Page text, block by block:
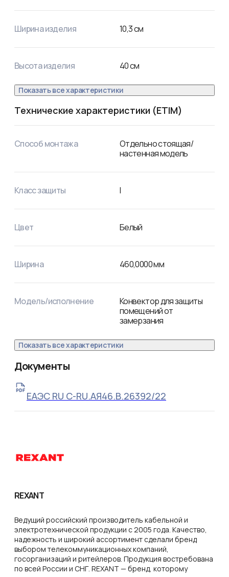
Ширина изделия 10,3см
Высота изделия 40см
Показать все характеристики
Технические характеристики (ETIM)
Способ монтажа
Отдельно стоящая/
настенная модель
Класс защиты I
Цвет Белый
Ширина 460,0000мм
Модель/исполнение
Конвектор для защиты
помещений от
замерзания
Показать все характеристики
Документы
ЕАЭС RU С-RU.АЯ46.В.26392/22
REXANT
Ведущий российский производитель кабельной и
электротехнической продукции с 2005 года. Качество,
надежность и широкий ассортимент сделали бренд
выбором телекоммуникационных компаний,
госорганизаций и ритейлеров. Продукция востребована
по всей России и СНГ. REXANT — бренд, которому